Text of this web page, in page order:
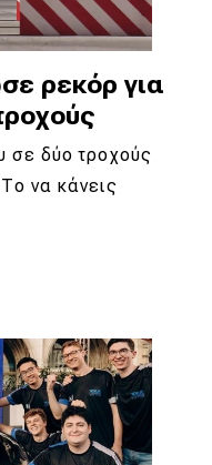
ρεκόρ για
σε δύο τροχούς
να κάνεις